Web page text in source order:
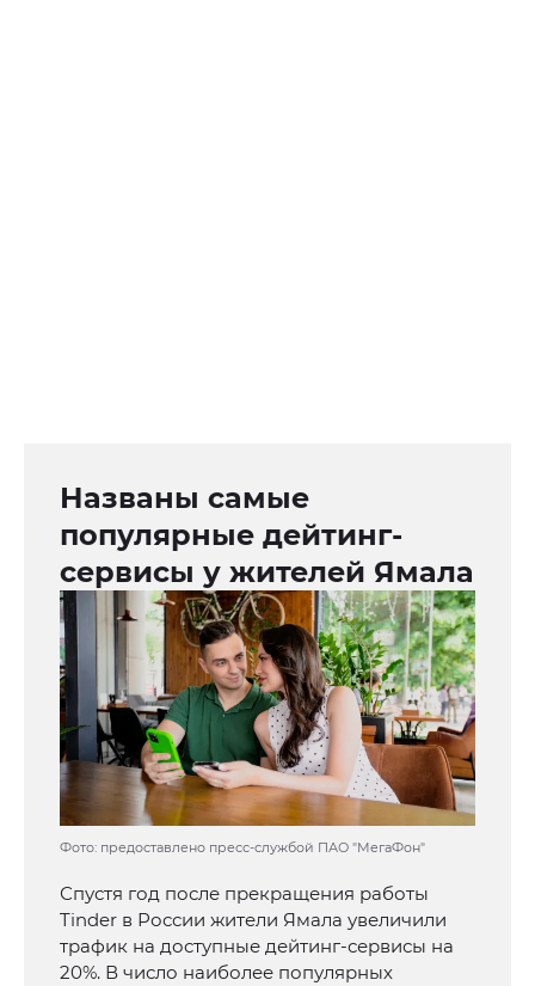
Названы самые
популярные дейтинг-
сервисы у жителей Ямала
Фото: предоставлено пресс-службой ПАО "МегаФон"
Спустя год после прекращения работы
Tinder в России жители Ямала увеличили
трафик на доступные дейтинг-сервисы на
20%. В число наиболее популярных